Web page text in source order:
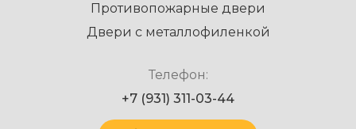
Противопожарные двери
Двери с металлофиленкой
Телефон:
+7 (931) 311-03-44